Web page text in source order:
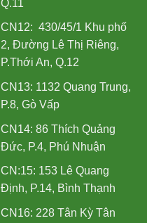
Q.11
CN12: 430/45/1 Khu phố
2, Đường Lê Thị Riêng,
P.Thới An, Q.12
CN13: 1132 Quang Trung,
P.8, Gò Vấp
CN14: 86 Thích Quảng
Đức, P.4, Phú Nhuận
CN:15: 153 Lê Quang
Định, P.14, Bình Thạnh
CN16: 228 Tân Kỳ Tân